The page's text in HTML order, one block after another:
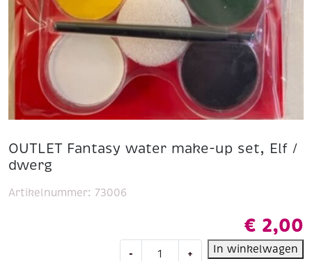
OUTLET Fantasy water make-up set, Elf /
dwerg
€ 2,00
- + In winkelwagen
Artikelnummer: 73006